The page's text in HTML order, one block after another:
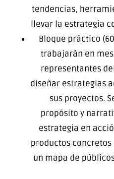
tendencias,
llevar la estrategia
Bloque práctico
trabajarán en
representantes
diseñar estrategias
sus proyectos.
propósito y
estrategia en
productos
un mapa de